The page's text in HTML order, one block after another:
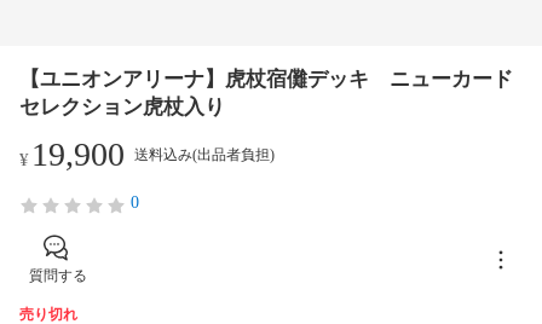
【ユニオンアリーナ】虎杖宿儺デッキ ニューカード
セレクション虎杖入り
¥ 19,900 送料込み(出品者負担)
0
質問する
売り切れ